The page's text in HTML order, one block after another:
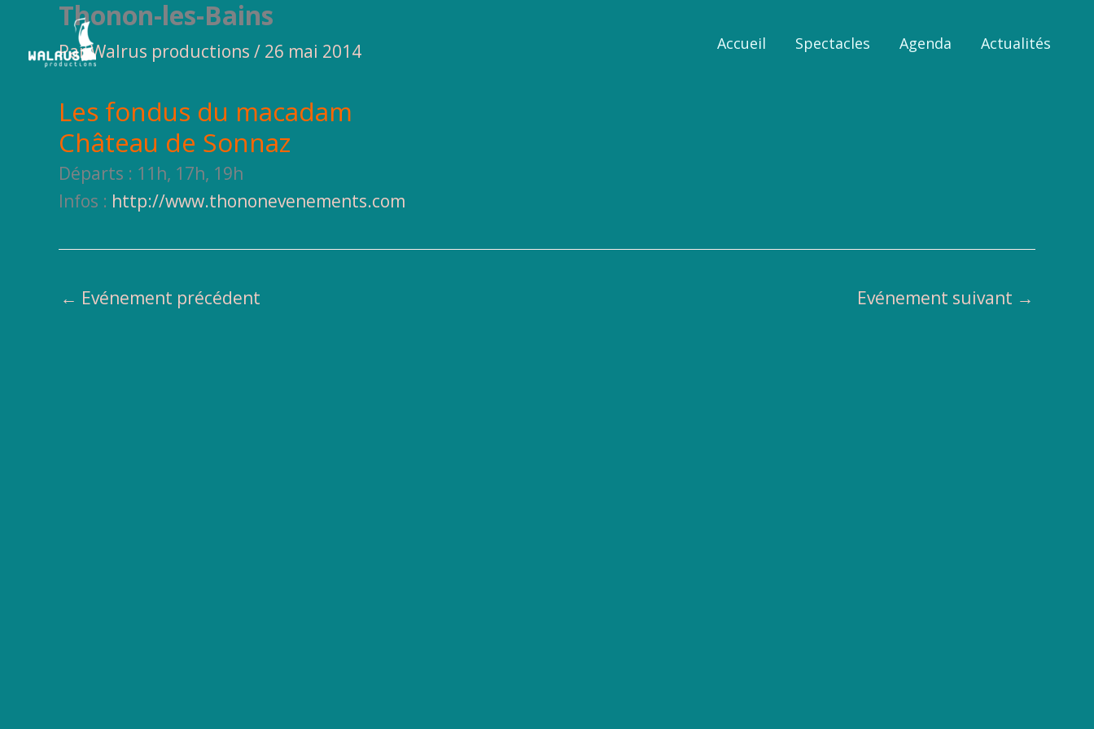
contenu
Accueil Spectacles Agenda Actualités
Thonon-les-Bains
ParWalrus productions / 26 mai 2014
Les fondus du macadam
Château de Sonnaz
Départs : 11h, 17h, 19h
Infos : http://www.thononevenements.com
← Evénement précédent Evénement suivant →